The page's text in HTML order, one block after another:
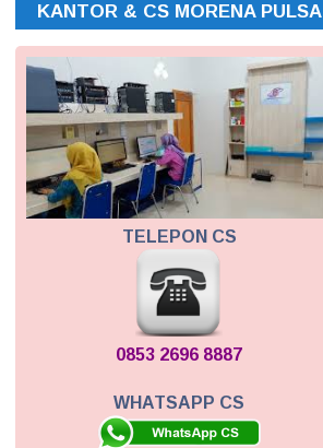
KANTOR & CS MORENA PULSA
TELEPON CS
0853 2696 8887
WHATSAPP CS